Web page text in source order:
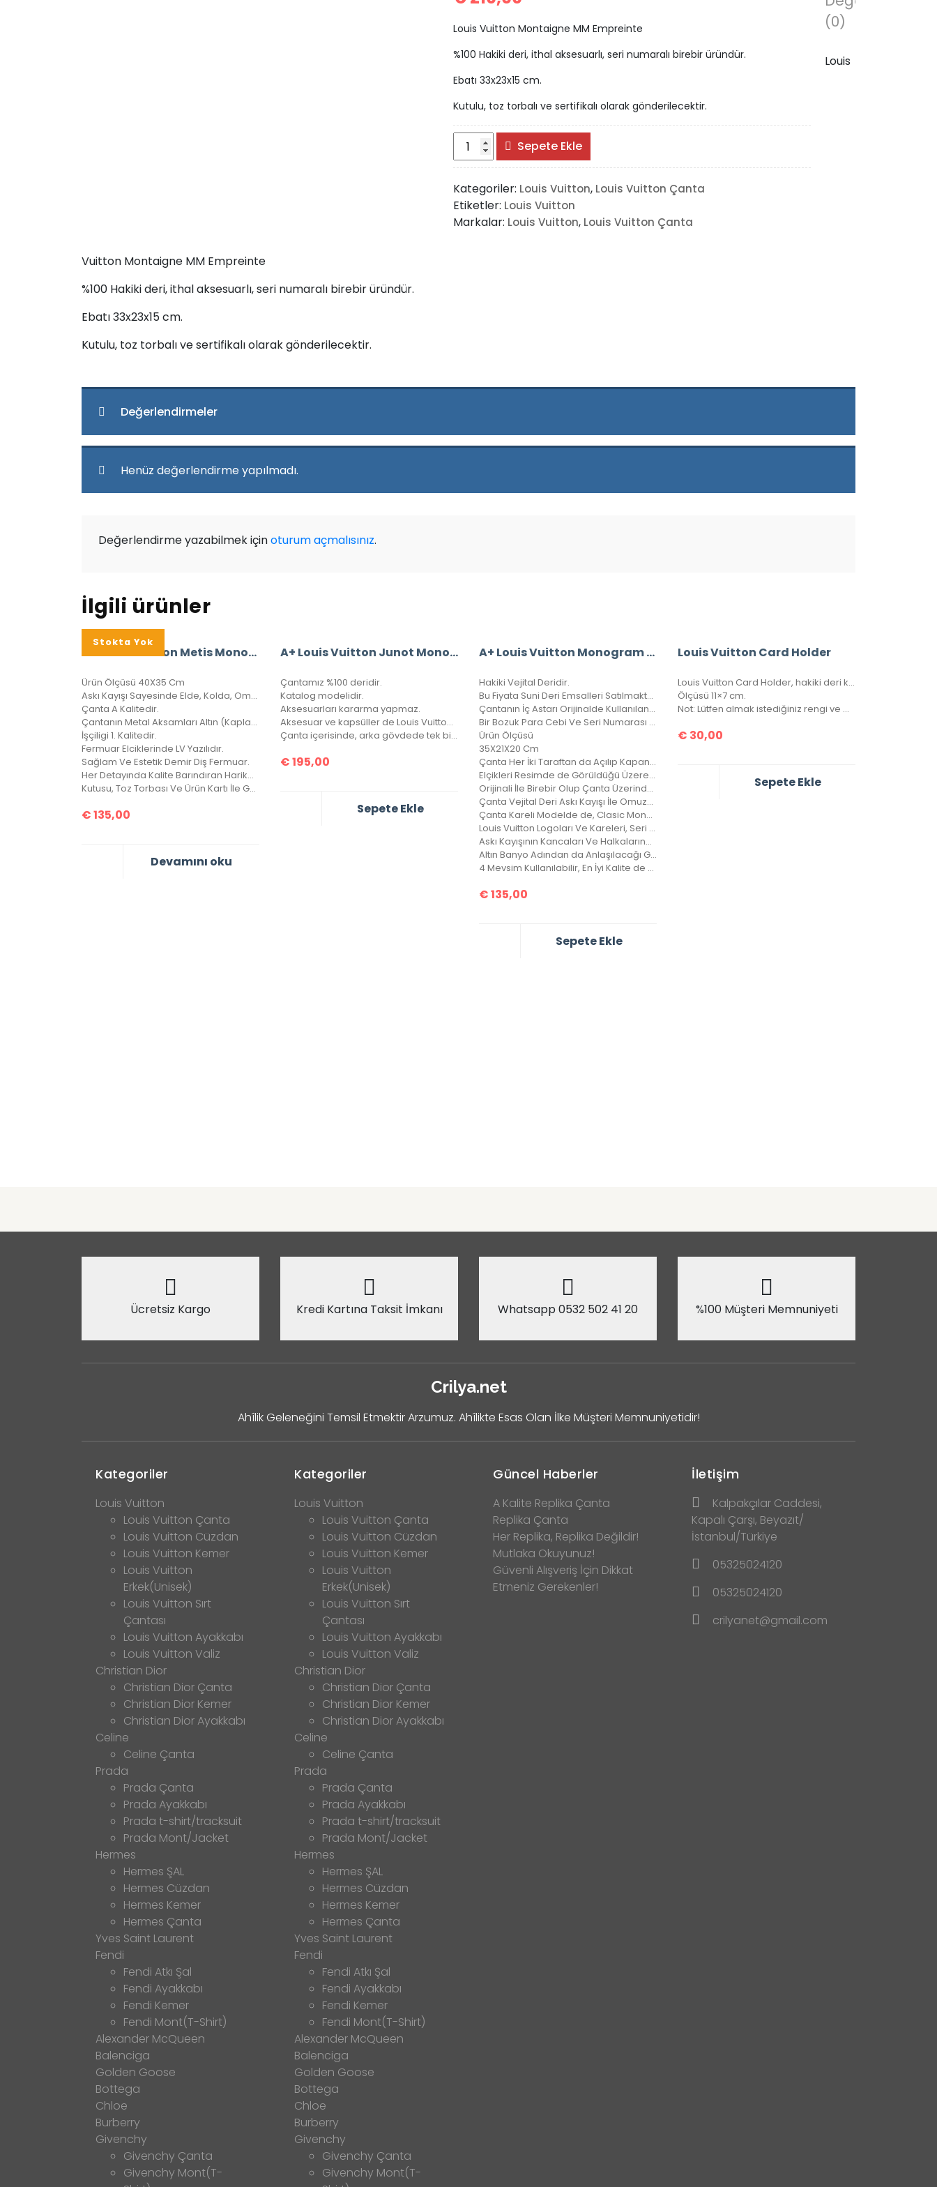
Louis Vuitton Montaigne MM Empreinte
%100 Hakiki deri, ithal aksesuarlı, seri numaralı birebir üründür.
Ebatı 33x23x15 cm.
Kutulu, toz torbalı ve sertifikalı olarak gönderilecektir.
Louis
Vuitton
Montaigne
MM
Empreinte
adet
Sepete Ekle
Kategoriler: Louis Vuitton, Louis Vuitton Çanta
Etiketler: Louis Vuitton
Markalar: Louis Vuitton, Louis Vuitton Çanta
(0)
Louis
Vuitton Montaigne MM Empreinte
%100 Hakiki deri, ithal aksesuarlı, seri numaralı birebir üründür.
Ebatı 33x23x15 cm.
Kutulu, toz torbalı ve sertifikalı olarak gönderilecektir.
Değerlendirmeler
Henüz değerlendirme yapılmadı.
Değerlendirme yazabilmek içinoturum açmalısınız.
İlgili ürünler
Stokta Yok
A+ Louis Vuitton Metis Monogram Hobo Shoulder Bag CRL327
Ürün Ölçüsü 40X35 Cm
Askı Kayışı Sayesinde Elde, Kolda, Omuzda Çarpraz Ve Düz Taşınabilir.
Çanta A Kalitedir.
Çantanın Metal Aksamları Altın (Kaplama) Diye Tabir Edilen Altın Banyodur, Yıllarca Kararma Yapmaz.
İşçiligi 1. Kalitedir.
Fermuar Elciklerinde LV Yazılıdır.
Sağlam Ve Estetik Demir Diş Fermuar.
Her Detayında Kalite Barındıran Harika Bir Çanta, 4 Mevsim Kullanılabilir.
Kutusu, Toz Torbası Ve Ürün Kartı İle Gönderilir. Vejital Deridir.
€135,00
Devamını oku
A+ Louis Vuitton Junot Monogram Empreinte Leather (Siyah)
Çantamız %100 deridir.
Katalog modelidir.
Aksesuarları kararma yapmaz.
Aksesuar ve kapsüller de Louis Vuitton yazısı mevcuttur.
Çanta içerisinde, arka gövdede tek bir göz bulunmaktadır.
€195,00
Sepete Ekle
A+ Louis Vuitton Monogram Bandouliere Speedy 35’Lik Vejital Deri CRL242
Hakiki Vejital Deridir.
Bu Fiyata Suni Deri Emsalleri Satılmaktadır.
Çantanın İç Astarı Orijinalde Kullanılan Astardır.
Bir Bozuk Para Cebi Ve Seri Numarası Mevcuttur.
Ürün Ölçüsü
35X21X20 Cm
Çanta Her İki Taraftan da Açılıp Kapanabilir.
Elçikleri Resimde de Görüldüğü Üzere Kilitlenebilir.
Orijinali İle Birebir Olup Çanta Üzerindeki Desen Sayısı Orjinalinde ki İle Aynıdır.
Çanta Vejital Deri Askı Kayışı İle Omuzda, Çarpraz Ve Düz Taşınabilir.
Çanta Kareli Modelde de, Clasic Monogramlı Modelde de, Orjinalinde ki Kare Sayısı İle Çantamızdaki Kare Sayıları Eşittir.
Louis Vuitton Logoları Ve Kareleri, Seri Numarası, Bozuk Para Cebi İle Birebir Aynıdır.
Askı Kayışının Kancaları Ve Halkalarında Louis Vuitton Yazıları Mevcuttur Ve Metal Aksamları Altın Banyodur.
Altın Banyo Adından da Anlaşılacağı Gibi, Kaplamanın En Kaliteli Olanıdır. Ömürlüktür, Yıllarca Kararmaz, Sararmaz.
4 Mevsim Kullanılabilir, En İyi Kalite de Bir Çantadır.
€135,00
Sepete Ekle
Louis Vuitton Card Holder
Louis Vuitton Card Holder, hakiki deri kartlık. Kutulu, toz torbalı, sertifikalı.
Ölçüsü 11×7 cm.
Not: Lütfen almak istediğiniz rengi ve modeli sipariş notu kısmında belirtiniz.
€ 30,00
Sepete Ekle
Ücretsiz Kargo Kredi Kartına Taksit İmkanı Whatsapp 0532 502 41 20 %100 Müşteri Memnuniyeti
Crilya.net
Ahîlik Geleneğini Temsil Etmektir Arzumuz. Ahîlikte Esas Olan İlke Müşteri Memnuniyetidir!
Kategoriler
Louis Vuitton
Louis Vuitton Çanta
Louis Vuitton Cüzdan
Louis Vuitton Kemer
Louis Vuitton
Erkek(Unisek)
Louis Vuitton Sırt
Çantası
Louis Vuitton Ayakkabı
Louis Vuitton Valiz
Christian Dior
Christian Dior Çanta
Christian Dior Kemer
Christian Dior Ayakkabı
Celine
Celine Çanta
Prada
Prada Çanta
Prada Ayakkabı
Prada t-shirt/tracksuit
Prada Mont/Jacket
Hermes
Hermes ŞAL
Hermes Cüzdan
Hermes Kemer
Hermes Çanta
Yves Saint Laurent
Fendi
Fendi Atkı Şal
Fendi Ayakkabı
Fendi Kemer
Fendi Mont(T-Shirt)
Alexander McQueen
Balenciga
Golden Goose
Bottega
Chloe
Burberry
Givenchy
Givenchy Çanta
Givenchy Mont(T-
Kategoriler
Louis Vuitton
Louis Vuitton Çanta
Louis Vuitton Cüzdan
Louis Vuitton Kemer
Louis Vuitton
Erkek(Unisek)
Louis Vuitton Sırt
Çantası
Louis Vuitton Ayakkabı
Louis Vuitton Valiz
Christian Dior
Christian Dior Çanta
Christian Dior Kemer
Christian Dior Ayakkabı
Celine
Celine Çanta
Prada
Prada Çanta
Prada Ayakkabı
Prada t-shirt/tracksuit
Prada Mont/Jacket
Hermes
Hermes ŞAL
Hermes Cüzdan
Hermes Kemer
Hermes Çanta
Yves Saint Laurent
Fendi
Fendi Atkı Şal
Fendi Ayakkabı
Fendi Kemer
Fendi Mont(T-Shirt)
Alexander McQueen
Balenciga
Golden Goose
Bottega
Chloe
Burberry
Givenchy
Givenchy Çanta
Givenchy Mont(T-
Güncel Haberler
A Kalite Replika Çanta
Replika Çanta
Her Replika, Replika Değildir!
Mutlaka Okuyunuz!
Güvenli Alışveriş İçin Dikkat
Etmeniz Gerekenler!
İletişim
Kalpakçılar Caddesi,
Kapalı Çarşı, Beyazıt/
İstanbul/Türkiye
05325024120
05325024120
crilyanet@gmail.com